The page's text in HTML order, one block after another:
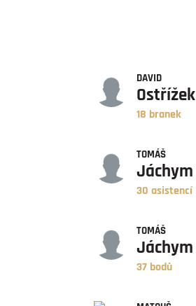
DAVID
Ostřížek
18 branek
TOMÁŠ
Jáchym
30 asistencí
TOMÁŠ
Jáchym
37 bodů